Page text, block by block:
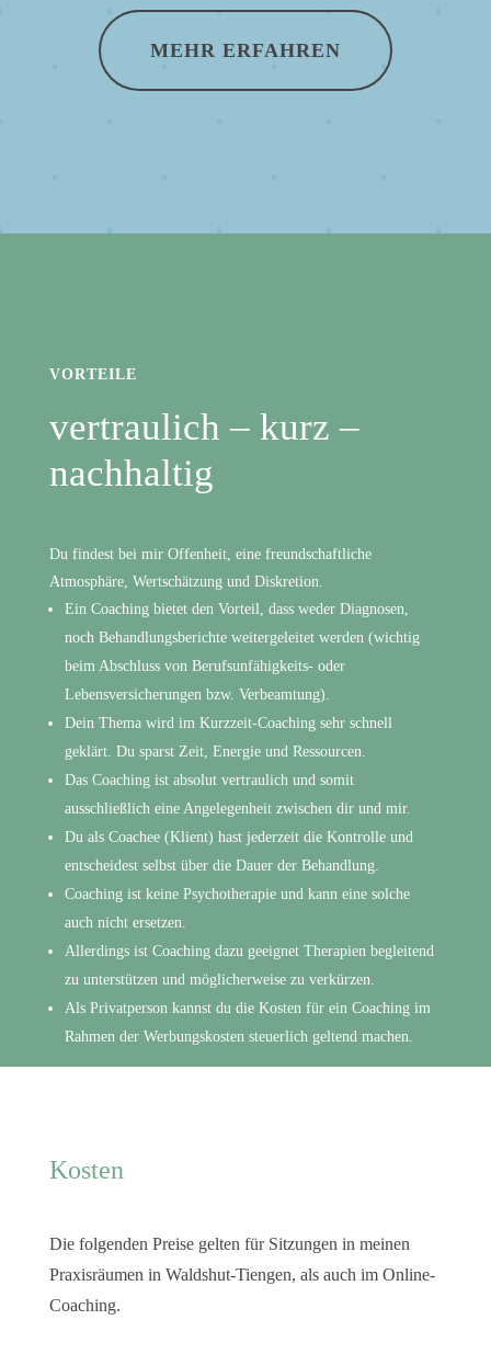
MEHR ERFAHREN
VORTEILE
vertraulich – kurz –
nachhaltig
Du findest bei mir Offenheit, eine freundschaftliche
Atmosphäre, Wertschätzung und Diskretion.
Ein Coaching bietet den Vorteil, dass weder Diagnosen,
noch Behandlungsberichte weitergeleitet werden (wichtig
beim Abschluss von Berufsunfähigkeits- oder
Lebensversicherungen bzw. Verbeamtung).
Dein Thema wird im Kurzzeit-Coaching sehr schnell
geklärt. Du sparst Zeit, Energie und Ressourcen.
Das Coaching ist absolut vertraulich und somit
ausschließlich eine Angelegenheit zwischen dir und mir.
Du als Coachee (Klient) hast jederzeit die Kontrolle und
entscheidest selbst über die Dauer der Behandlung.
Coaching ist keine Psychotherapie und kann eine solche
auch nicht ersetzen.
Allerdings ist Coaching dazu geeignet Therapien begleitend
zu unterstützen und möglicherweise zu verkürzen.
Als Privatperson kannst du die Kosten für ein Coaching im
Rahmen der Werbungskosten steuerlich geltend machen.
Kosten
Die folgenden Preise gelten für Sitzungen in meinen
Praxisräumen in Waldshut-Tiengen, als auch im Online-
Coaching.